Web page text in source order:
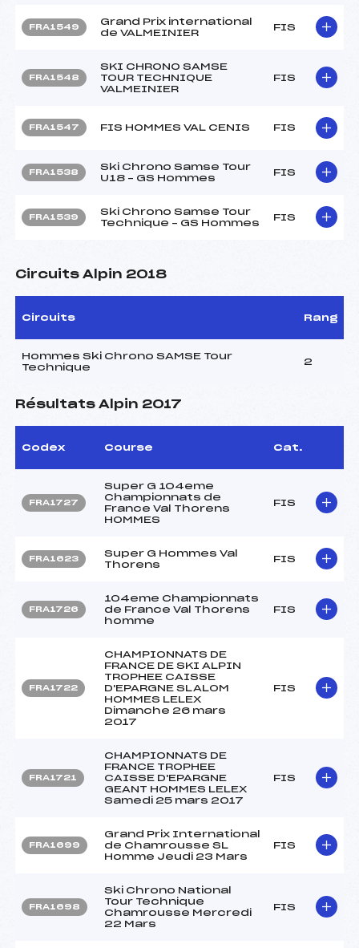
FRA1549
Grand Prix international
de VALMEINIER
FIS
FRA1548
SKI CHRONO SAMSE
TOUR TECHNIQUE
VALMEINIER
FIS
FRA1547 FIS HOMMES VAL CENIS FIS
FRA1538
Ski Chrono Samse Tour
U18 – GS Hommes
FIS
FRA1539
Ski Chrono Samse Tour
Technique – GS Hommes
FIS
Circuits Alpin 2018
Circuits Rang
Hommes Ski Chrono SAMSE Tour
Technique
2
Résultats Alpin 2017
Codex Course Cat.
FRA1727
Super G 104eme
Championnats de
France Val Thorens
HOMMES
FIS
FRA1623
Super G Hommes Val
Thorens
FIS
FRA1726
104eme Championnats
de France Val Thorens
homme
FIS
FRA1722
CHAMPIONNATS DE
FRANCE DE SKI ALPIN
TROPHEE CAISSE
D'EPARGNE SLALOM
HOMMES LELEX
Dimanche 26 mars
2017
FIS
FRA1721
CHAMPIONNATS DE
FRANCE TROPHEE
CAISSE D'EPARGNE
GEANT HOMMES LELEX
Samedi 25 mars 2017
FIS
FRA1699
Grand Prix International
de Chamrousse SL
Homme Jeudi 23 Mars
FIS
FRA1698
Ski Chrono National
Tour Technique
Chamrousse Mercredi
22 Mars
FIS